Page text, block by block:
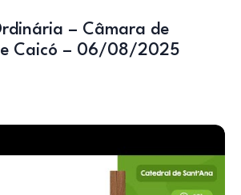
Caicó – 06/08/2025